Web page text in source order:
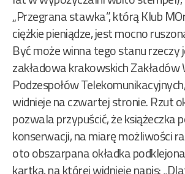
„Przegrana stawka”, którą Klub
ciężkie pieniądze, jest mocno
Być może winna tego stanu rzeczy
zakładowa krakowskich
Podzespołów
widnieje na czwartej stronie. Rzut
pozwala przypuścić, że książeczka
konserwacji, na miarę możliwości
oto obszarpana okładka
kartką, na której widnieje napis: